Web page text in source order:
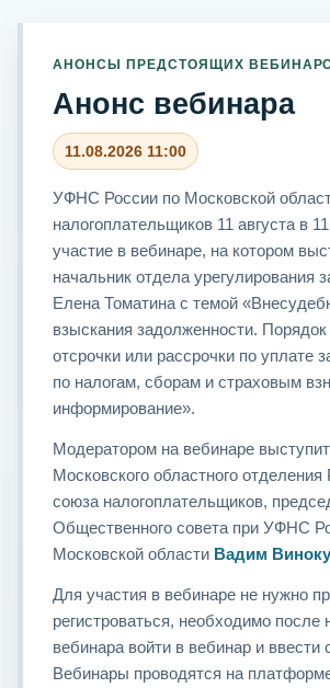
АНОНСЫ ПРЕДСТОЯЩИХ
Анонс вебинара
11.08.2026 11:00
УФНС России по Московской
налогоплательщиков 11 августа в
участие в вебинаре, на котором
начальник отдела урегулирования
Елена Томатина с темой
взыскания задолженности.
отсрочки или рассрочки по уплате
по налогам, сборам и страховым
информирование».
Модератором на вебинаре
Московского областного отделения
союза налогоплательщиков,
Общественного совета при УФНС
Московской области Вадим
Для участия в вебинаре не нужно
регистроваться, необходимо после
вебинара войти в вебинар и ввести
Вебинары проводятся на